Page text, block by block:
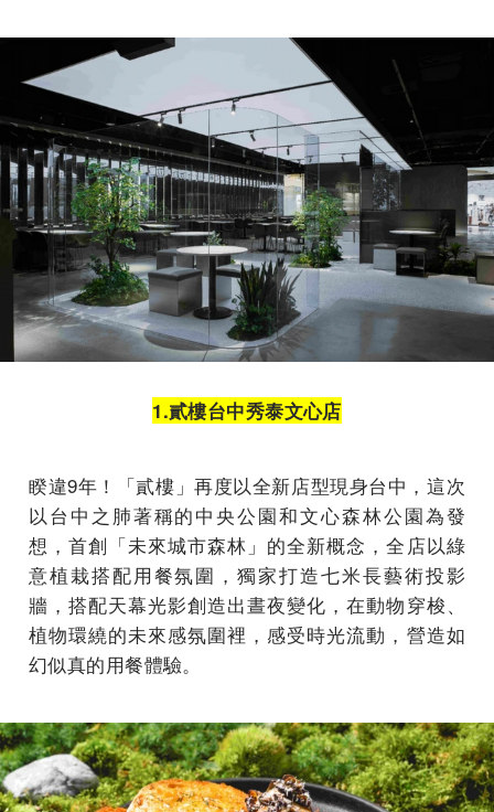
1.貳樓台中秀泰文心店
睽違9年！「貳樓」再度以全新店型現身台中，這次
以台中之肺著稱的中央公園和文心森林公園為發
想，首創「未來城市森林」的全新概念，全店以綠
意植栽搭配用餐氛圍，獨家打造七米長藝術投影
牆，搭配天幕光影創造出晝夜變化，在動物穿梭、
植物環繞的未來感氛圍裡，感受時光流動，營造如
幻似真的用餐體驗。